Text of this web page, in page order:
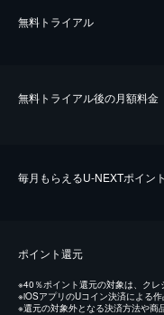
無料トライアル
無料トライアル後の⽉額料金
毎⽉もらえるU-NEXTポイント
ポイント還元
※40％ポイント還元の対象は、クレ
※iOSアプリのUコイン決済による
※還元の対象外となる決済方法や商